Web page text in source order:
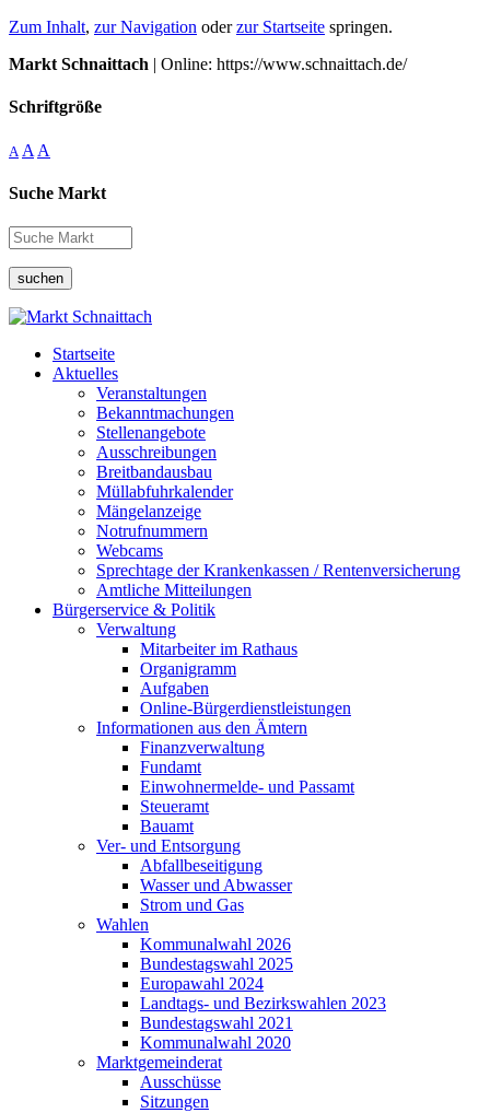
Zum Inhalt, zur Navigation oderzur Startseite springen.
Markt Schnaittach | Online: https://www.schnaittach.de/
Schriftgröße
A A A
Suche Markt
suchen
Startseite
Aktuelles
Veranstaltungen
Bekanntmachungen
Stellenangebote
Ausschreibungen
Breitbandausbau
Müllabfuhrkalender
Mängelanzeige
Notrufnummern
Webcams
Sprechtage der Krankenkassen / Rentenversicherung
Amtliche Mitteilungen
Bürgerservice & Politik
Verwaltung
Mitarbeiter im Rathaus
Organigramm
Aufgaben
Online-Bürgerdienstleistungen
Informationen aus den Ämtern
Finanzverwaltung
Fundamt
Einwohnermelde- und Passamt
Steueramt
Bauamt
Ver- und Entsorgung
Abfallbeseitigung
Wasser und Abwasser
Strom und Gas
Wahlen
Kommunalwahl 2026
Bundestagswahl 2025
Europawahl 2024
Landtags- und Bezirkswahlen 2023
Bundestagswahl 2021
Kommunalwahl 2020
Marktgemeinderat
Ausschüsse
Sitzungen